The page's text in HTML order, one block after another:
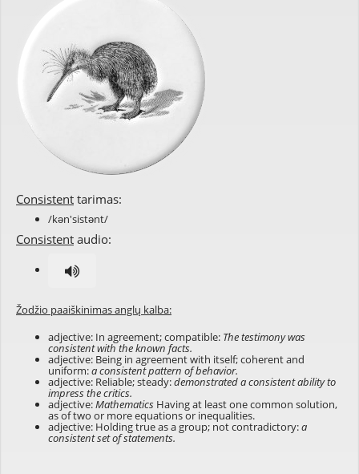
Consistent tarimas:
/kən'sistənt/
Consistent audio:
Žodžio paaiškinimas anglų kalba:
adjective: In agreement; compatible: The testimony was
consistent with the known facts.
adjective: Being in agreement with itself; coherent and
uniform:a consistent pattern of behavior.
adjective: Reliable; steady:demonstrated a consistent ability to
impress the critics.
adjective:Mathematics Having at least one common solution,
as of two or more equations or inequalities.
adjective: Holding true as a group; not contradictory:a
consistent set of statements.